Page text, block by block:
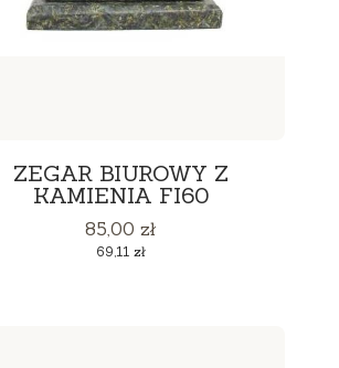
ZEGAR BIUROWY Z
KAMIENIA FI60
Cena
85,00 zł
Cena
69,11 zł